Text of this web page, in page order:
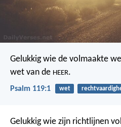
Gelukkig wie de volmaakte
wet van de HEER.
Psalm 119:1 wet
Gelukkig wie zijn richtlijnen